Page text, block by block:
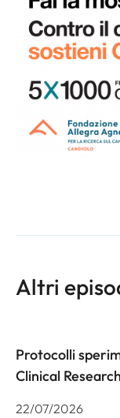
Altri
Protocolli
Clinical
22/07/2026